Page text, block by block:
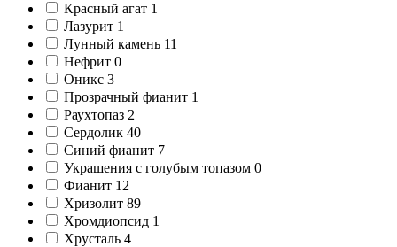
Красный агат 1
Лазурит 1
Лунный камень 11
Нефрит 0
Оникс 3
Прозрачный фианит 1
Раухтопаз 2
Сердолик 40
Синий фианит 7
Украшения с голубым топазом 0
Фианит 12
Хризолит 89
Хромдиопсид 1
Хрусталь 4